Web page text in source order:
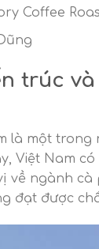
Coffee
trúc
là một
Việt Nam
về ngành cà
đạt được